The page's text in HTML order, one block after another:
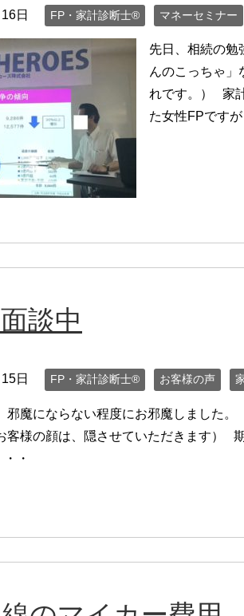
日 FP・家計診断士® マネーセミナー
先日、相続の勉
んのこっちゃ」
れです。） 家
た女性FPです
談中
日 FP・家計診断士® お客様の声
邪魔にならない程度にお邪魔しました
客様の顔は、隠させていただきます）
・